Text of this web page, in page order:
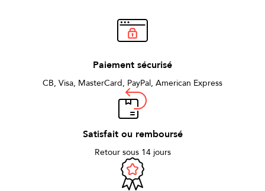
Paiement sécurisé
CB, Visa, MasterCard, PayPal, American Express
Satisfait ou remboursé
Retour sous 14 jours